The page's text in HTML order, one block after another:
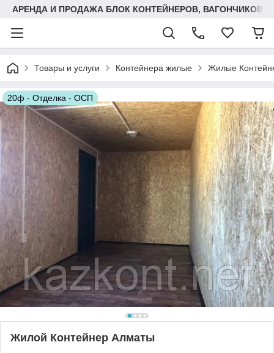
АРЕНДА И ПРОДАЖА БЛОК КОНТЕЙНЕРОВ, ВАГОНЧИКОВ,
Товары и услуги Контейнера жилые Жилые
20ф - Отделка - ОСП
Жилой Контейнер Алматы